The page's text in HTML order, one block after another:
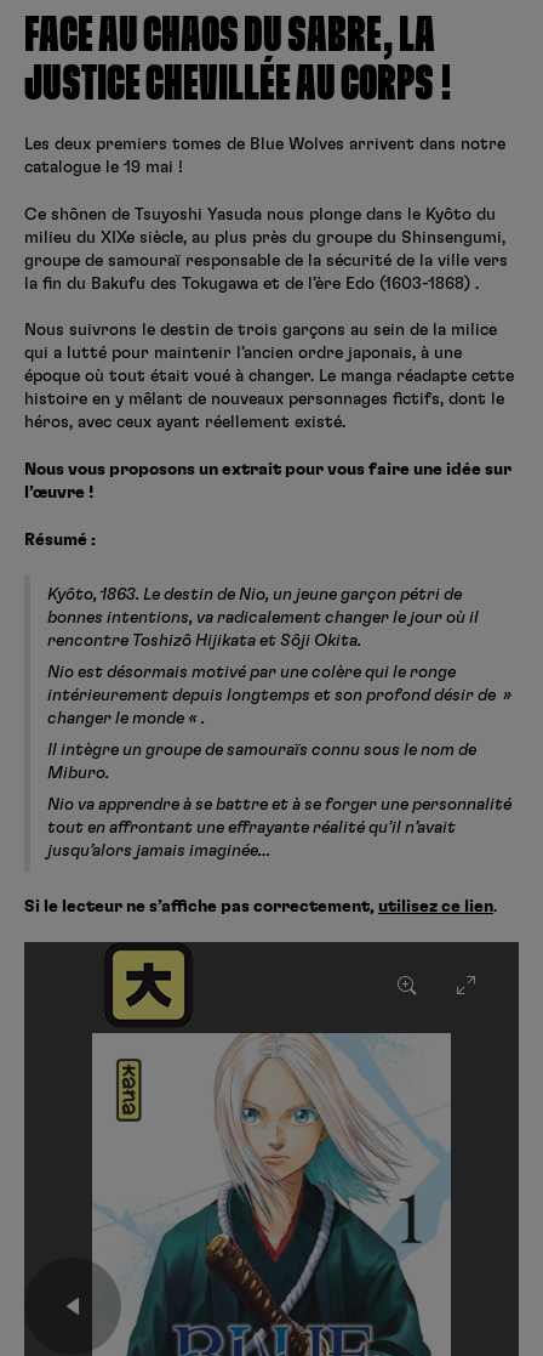
FACE AU CHAOS DU SABRE, LA
JUSTICE CHEVILLÉE AU CORPS !
Les deux premiers tomes de Blue Wolves arrivent dans notre
catalogue le 19 mai !
Ce shônen de Tsuyoshi Yasuda nous plonge dans le Kyôto du
milieu du XIXe siècle, au plus près du groupe du Shinsengumi,
groupe de samouraï responsable de la sécurité de la ville vers
la fin du Bakufu des Tokugawa et de l’ère Edo (1603-1868) .
Nous suivrons le destin de trois garçons au sein de la milice
qui a lutté pour maintenir l’ancien ordre japonais, à une
époque où tout était voué à changer. Le manga réadapte cette
histoire en y mêlant de nouveaux personnages fictifs, dont le
héros, avec ceux ayant réellement existé.
Nous vous proposons un extrait pour vous faire une idée sur
l’œuvre !
Résumé :
Kyôto, 1863. Le destin de Nio, un jeune garçon pétri de
bonnes intentions, va radicalement changer le jour où il
rencontre Toshizô Hijikata et Sôji Okita.
Nio est désormais motivé par une colère qui le ronge
intérieurement depuis longtemps et son profond désir de »
changer le monde « .
Il intègre un groupe de samouraïs connu sous le nom de
Miburo.
Nio va apprendre à se battre et à se forger une personnalité
tout en affrontant une effrayante réalité qu’il n’avait
jusqu’alors jamais imaginée…
Si le lecteur ne s’affiche pas correctement, utilisez ce lien.
Hunter x Hunter
Fire Force
Black Butler